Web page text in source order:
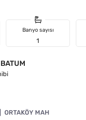
Banyo sayısı
1
ORTAKÖY MAH